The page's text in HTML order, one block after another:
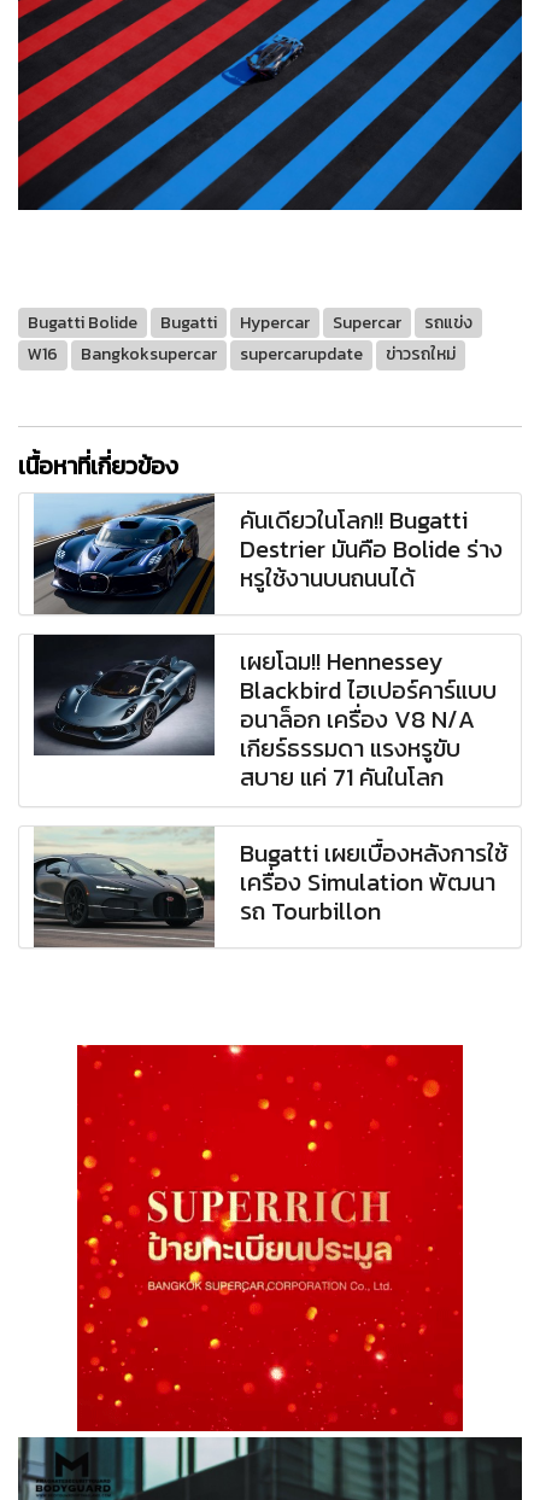
Bugatti Bolide Bugatti Hypercar Supercar
รถแข่ง
W16
Bangkoksupercar supercarupdate ข่าวรถใหม่
เนื้อหาที่เกี่ยวข้อง
คันเดียวในโลก!! Bugatti
Destrier มันคือ Bolide ร่าง
หรูใช้งานบนถนนได้
เผยโฉม!! Hennessey
Blackbird ไฮเปอร์คาร์แบบ
อนาล็อก เครื่อง V8 N/A
เกียร์ธรรมดา แรงหรูขับ
สบาย แค่ 71 คันในโลก
Bugatti เผยเบื้องหลังการใช้
เครื่อง Simulation พัฒนา
รถ Tourbillon